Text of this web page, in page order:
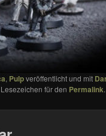
, Pulpveröffentlicht und mit
für den Permalink.